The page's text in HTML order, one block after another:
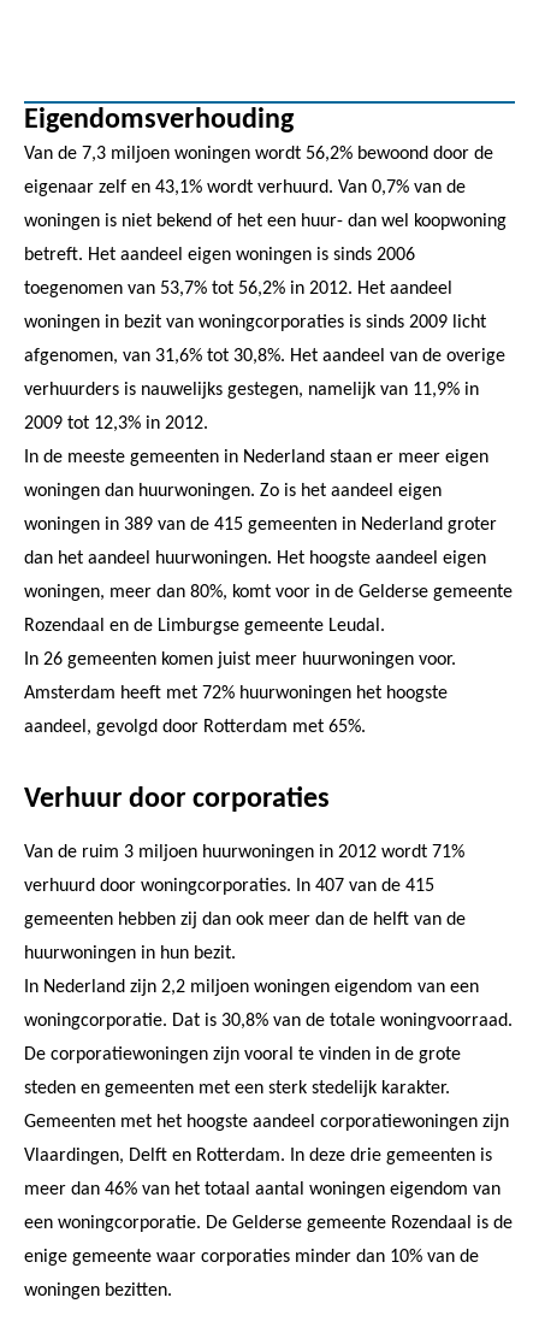
Eigendomsverhouding
Van de 7,3 miljoen woningen wordt 56,2% bewoond door de
eigenaar zelf en 43,1% wordt verhuurd. Van 0,7% van de
woningen is niet bekend of het een huur- dan wel koopwoning
betreft. Het aandeel eigen woningen is sinds 2006
toegenomen van 53,7% tot 56,2% in 2012. Het aandeel
woningen in bezit van woningcorporaties is sinds 2009 licht
afgenomen, van 31,6% tot 30,8%. Het aandeel van de overige
verhuurders is nauwelijks gestegen, namelijk van 11,9% in
2009 tot 12,3% in 2012.
In de meeste gemeenten in Nederland staan er meer eigen
woningen dan huurwoningen. Zo is het aandeel eigen
woningen in 389 van de 415 gemeenten in Nederland groter
dan het aandeel huurwoningen. Het hoogste aandeel eigen
woningen, meer dan 80%, komt voor in de Gelderse gemeente
Rozendaal en de Limburgse gemeente Leudal.
In 26 gemeenten komen juist meer huurwoningen voor.
Amsterdam heeft met 72% huurwoningen het hoogste
aandeel, gevolgd door Rotterdam met 65%.
Verhuur door corporaties
Van de ruim 3 miljoen huurwoningen in 2012 wordt 71%
verhuurd door woningcorporaties. In 407 van de 415
gemeenten hebben zij dan ook meer dan de helft van de
huurwoningen in hun bezit.
In Nederland zijn 2,2 miljoen woningen eigendom van een
woningcorporatie. Dat is 30,8% van de totale woningvoorraad.
De corporatiewoningen zijn vooral te vinden in de grote
steden en gemeenten met een sterk stedelijk karakter.
Gemeenten met het hoogste aandeel corporatiewoningen zijn
Vlaardingen, Delft en Rotterdam. In deze drie gemeenten is
meer dan 46% van het totaal aantal woningen eigendom van
een woningcorporatie. De Gelderse gemeente Rozendaal is de
enige gemeente waar corporaties minder dan 10% van de
woningen bezitten.